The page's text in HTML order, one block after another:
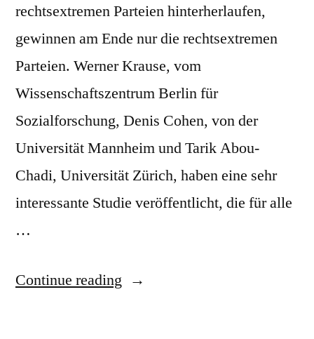
rechtsextremen Parteien hinterherlaufen,
gewinnen am Ende nur die rechtsextremen
Parteien. Werner Krause, vom
Wissenschaftszentrum Berlin für
Sozialforschung, Denis Cohen, von der
Universität Mannheim und Tarik Abou-
Chadi, Universität Zürich, haben eine sehr
interessante Studie veröffentlicht, die für alle
…
Continue reading “Studie: